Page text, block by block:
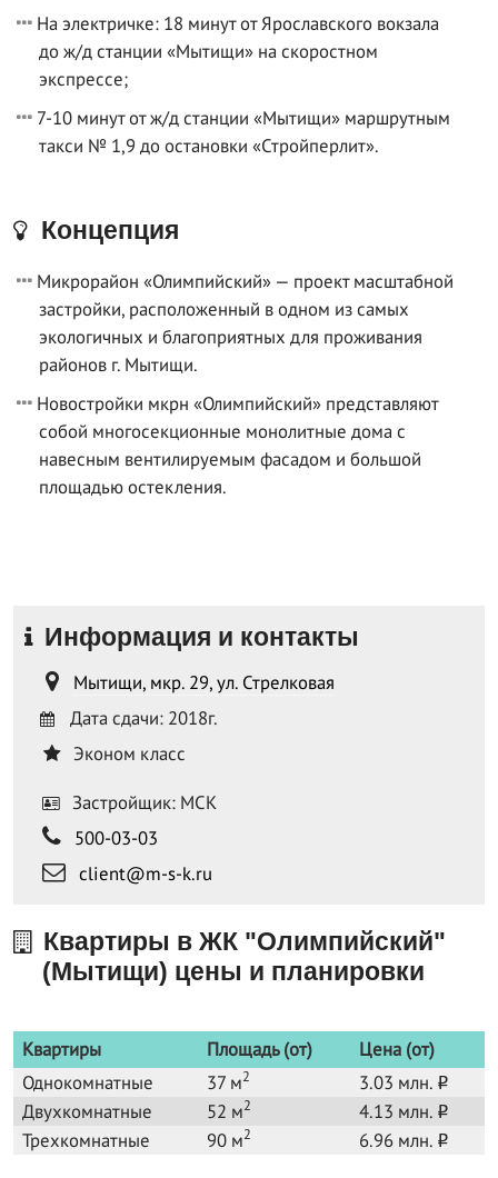
На электричке: 18 минут от Ярославского вокзала
до ж/д станции «Мытищи» на скоростном
экспрессе;
7-10 минут от ж/д станции «Мытищи» маршрутным
такси № 1,9 до остановки «Стройперлит».
Концепция
Микрорайон «Олимпийский» — проект масштабной
застройки, расположенный в одном из самых
экологичных и благоприятных для проживания
районов г. Мытищи.
Новостройки мкрн «Олимпийский» представляют
собой многосекционные монолитные дома с
навесным вентилируемым фасадом и большой
площадью остекления.
Информация и контакты
Мытищи, мкр. 29, ул. Стрелковая
Дата сдачи: 2018г.
Эконом класс
Застройщик: МСК
500-03-03
client@m-s-k.ru
Квартиры в ЖК "Олимпийский"
(Мытищи) цены и планировки
Квартиры Площадь (от)
Цена (от)
Однокомнатные
37 м2 3.03 млн. o
Двухкомнатные 52 м2 4.13 млн. o
Трехкомнатные 90 м2 6.96 млн. o